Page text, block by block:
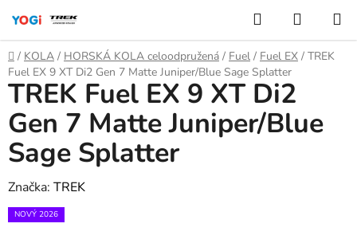
obsah
Hledat
KOŠÍK
Domů
/ KOLA / HORSKÁ KOLA celoodpružená / Fuel / Fuel EX / TREK
Fuel EX 9 XT Di2 Gen 7 Matte Juniper/Blue Sage Splatter
TREK Fuel EX 9 XT Di2
Gen 7 Matte Juniper/Blue
Sage Splatter
Značka: TREK
NOVÝ 2026